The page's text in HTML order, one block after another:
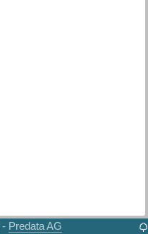
- Predata AG